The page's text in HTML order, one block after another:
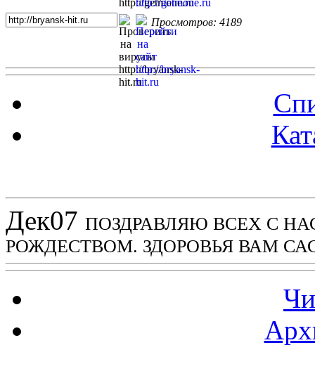
Просмотров: 4189
Дек07 ПОЗДРАВЛЯЮ ВСЕХ С
РОЖДЕСТВОМ. ЗДОРОВЬЯ ВАМ